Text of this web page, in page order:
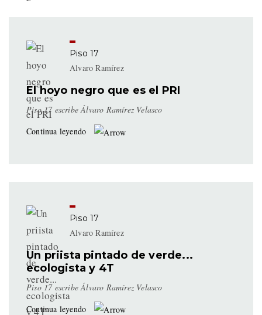
Piso 17
Alvaro Ramírez
El hoyo negro que es el PRI
Piso 17 escribe Álvaro Ramírez Velasco
Continua leyendo
Piso 17
Alvaro Ramírez
Un priista pintado de verde...
ecologista y 4T
Piso 17 escribe Álvaro Ramírez Velasco
Continua leyendo